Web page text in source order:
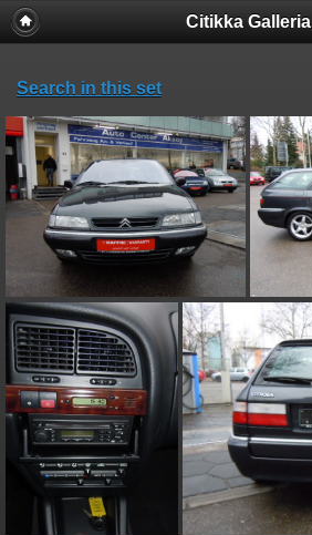
Citikka Galleria
Search in this set